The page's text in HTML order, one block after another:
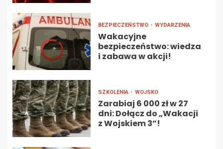
BEZPIECZEŃSTWO WYDARZENIA
Wakacyjne
bezpieczeństwo: wiedza
i zabawa w akcji!
SZKOLENIA WOJSKO
Zarabiaj 6 000 zł w 27
dni: Dołącz do „Wakacji
z Wojskiem 3”!